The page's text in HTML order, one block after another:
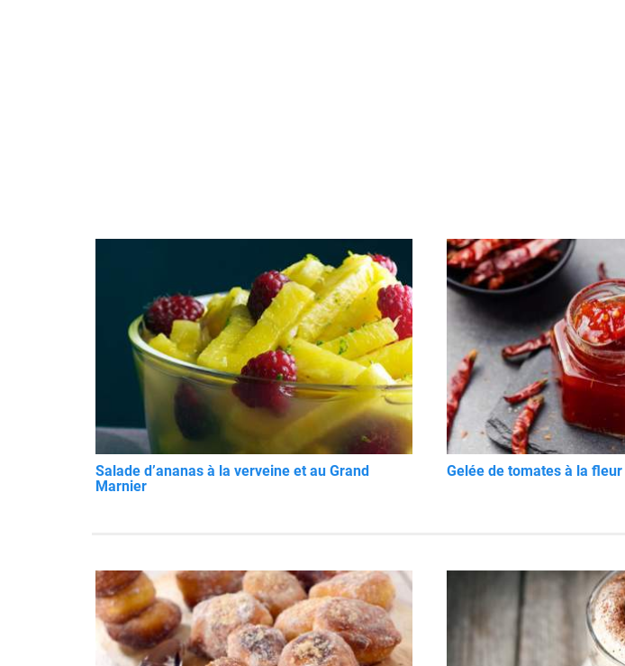
Salade d’ananas à la verveine et au Grand
Marnier
Gelée de tomates à la